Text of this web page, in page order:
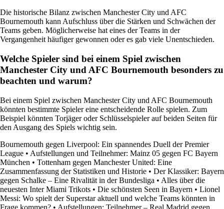
Die historische Bilanz zwischen Manchester City und AFC
Bournemouth kann Aufschluss über die Stärken und Schwächen der
Teams geben. Möglicherweise hat eines der Teams in der
Vergangenheit häufiger gewonnen oder es gab viele Unentschieden.
Welche Spieler sind bei einem Spiel zwischen
Manchester City und AFC Bournemouth besonders zu
beachten und warum?
Bei einem Spiel zwischen Manchester City und AFC Bournemouth
könnten bestimmte Spieler eine entscheidende Rolle spielen. Zum
Beispiel könnten Torjäger oder Schlüsselspieler auf beiden Seiten für
den Ausgang des Spiels wichtig sein.
Bournemouth gegen Liverpool: Ein spannendes Duell der Premier
League • Aufstellungen und Teilnehmer: Mainz 05 gegen FC Bayern
München • Tottenham gegen Manchester United: Eine
Zusammenfassung der Statistiken und Historie • Der Klassiker: Bayern
gegen Schalke – Eine Rivalität in der Bundesliga • Alles über die
neuesten Inter Miami Trikots • Die schönsten Seen in Bayern • Lionel
Messi: Wo spielt der Superstar aktuell und welche Teams könnten in
Frage kommen? • Aufstellungen: Teilnehmer – Real Madrid gegen